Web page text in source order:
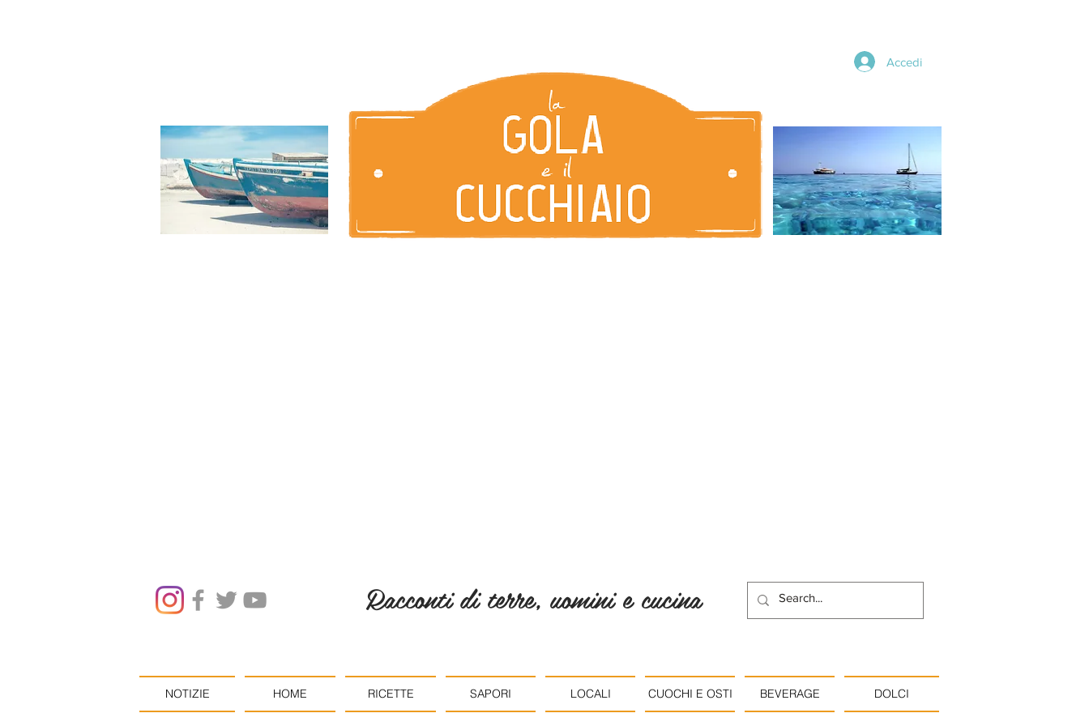
Accedi
Racconti di terre, uomini e cucina
NOTIZIE HOME RICETTE SAPORI LOCALI CUOCHI E OSTI BEVERAGE DOLCI